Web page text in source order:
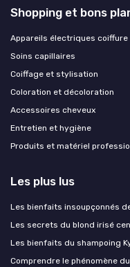
Shopping et bons
Appareils électriques coiffure
Soins capillaires
Coiffage et stylisation
Coloration et décoloration
Accessoires cheveux
Entretien et hygiène
Produits et matériel
Les plus lus
Les bienfaits insoupçonnés
Les secrets du blond irisé
Les bienfaits du shampoing
Comprendre le phénomène